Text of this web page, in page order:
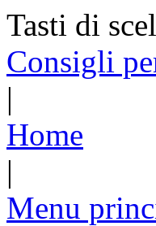
Tasti di
Consigli
|
Home
|
Menu